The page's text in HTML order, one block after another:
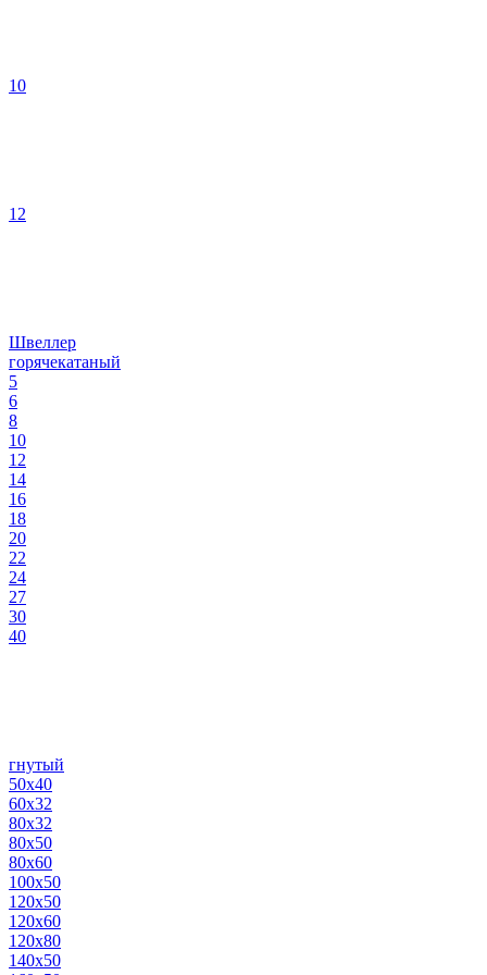
10
12
Швеллер
горячекатаный
5
6
8
10
12
14
16
18
20
22
24
27
30
40
гнутый
50х40
60х32
80х32
80х50
80х60
100х50
120х50
120х60
120х80
140х50